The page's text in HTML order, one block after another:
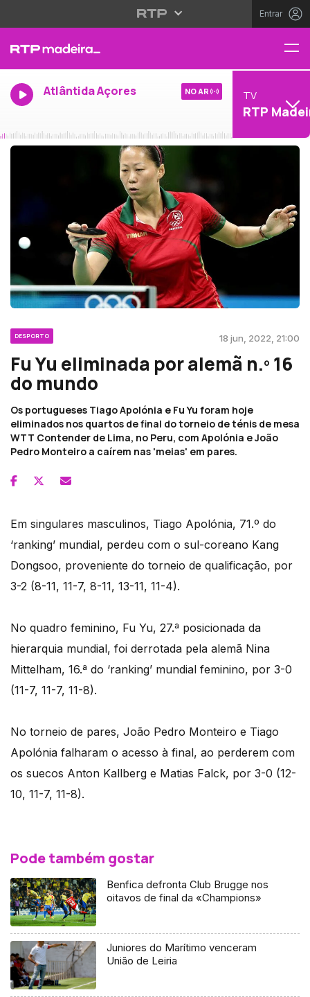
Entrar
Atlântida Açores NO AR TV
RTP
DESPORTO 18 jun, 2022, 21:00
Fu Yu eliminada por alemã n.º 16
do mundo
Os portugueses Tiago Apolónia e Fu Yu foram hoje
eliminados nos quartos de final do torneio de ténis de mesa
WTT Contender de Lima, no Peru, com Apolónia e João
Pedro Monteiro a caírem nas 'meias' em pares.
Em singulares masculinos, Tiago Apolónia, 71.º do
‘ranking’ mundial, perdeu com o sul-coreano Kang
Dongsoo, proveniente do torneio de qualificação, por
3-2 (8-11, 11-7, 8-11, 13-11, 11-4).
No quadro feminino, Fu Yu, 27.ª posicionada da
hierarquia mundial, foi derrotada pela alemã Nina
Mittelham, 16.ª do ‘ranking’ mundial feminino, por 3-0
(11-7, 11-7, 11-8).
No torneio de pares, João Pedro Monteiro e Tiago
Apolónia falharam o acesso à final, ao perderem com
os suecos Anton Kallberg e Matias Falck, por 3-0 (12-
10, 11-7, 11-8).
Pode também gostar
Benfica defronta Club Brugge nos
oitavos de final da «Champions»
Juniores do Marítimo venceram
União de Leiria